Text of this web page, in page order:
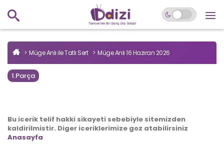
Müge Anlı ile Tatlı Sert Müge Anlı 16 Haziran 2026
1.Parça
Bu icerik telif hakki sikayeti sebebiyle sitemizden
kaldirilmistir. Diger iceriklerimize goz atabilirsiniz
Anasayfa